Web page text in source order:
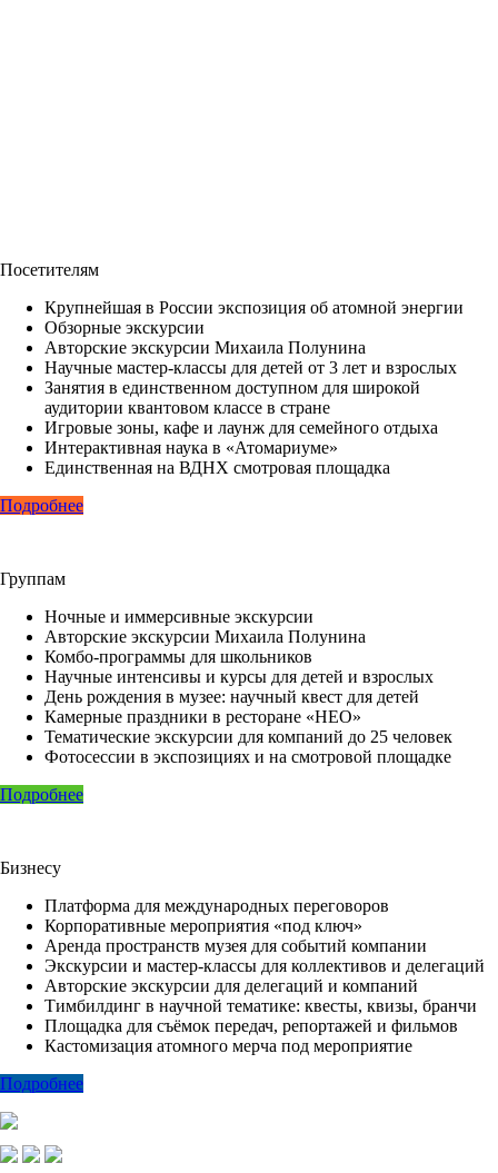
Посетителям
Крупнейшая в России экспозиция об атомной энергии
Обзорные экскурсии
Авторские экскурсии Михаила Полунина
Научные мастер-классы для детей от 3 лет и взрослых
Занятия в единственном доступном для широкой
аудитории квантовом классе в стране
Игровые зоны, кафе и лаунж для семейного отдыха
Интерактивная наука в «Атомариуме»
Единственная на ВДНХ смотровая площадка
Подробнее
Группам
Ночные и иммерсивные экскурсии
Авторские экскурсии Михаила Полунина
Комбо-программы для школьников
Научные интенсивы и курсы для детей и взрослых
День рождения в музее: научный квест для детей
Камерные праздники в ресторане «НЕО»
Тематические экскурсии для компаний до 25 человек
Фотосессии в экспозициях и на смотровой площадке
Подробнее
Бизнесу
Платформа для международных переговоров
Корпоративные мероприятия «под ключ»
Аренда пространств музея для событий компании
Экскурсии и мастер-классы для коллективов и делегаций
Авторские экскурсии для делегаций и компаний
Тимбилдинг в научной тематике: квесты, квизы, бранчи
Площадка для съёмок передач, репортажей и фильмов
Кастомизация атомного мерча под мероприятие
Подробнее